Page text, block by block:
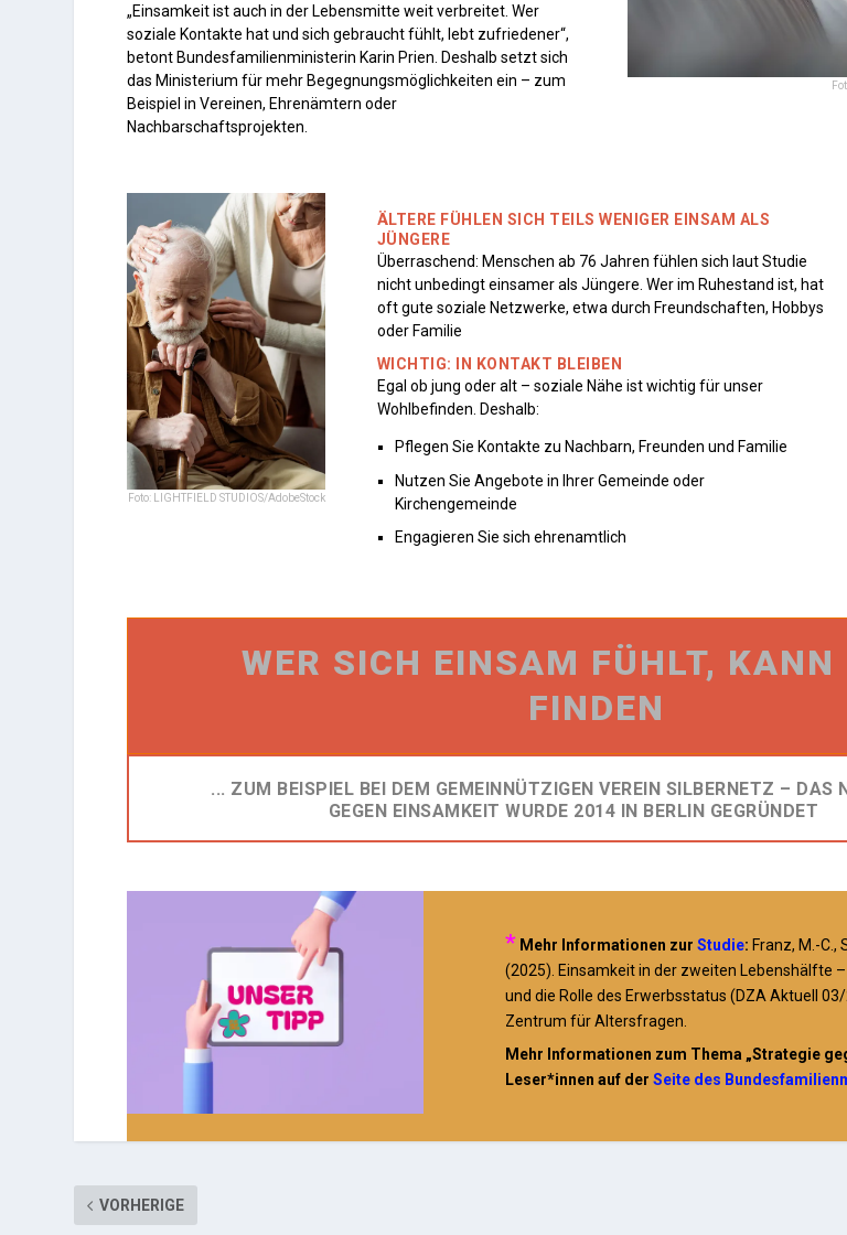
„Einsamkeit ist auch in der Lebensmitte weit verbreitet. Wer
soziale Kontakte hat und sich gebraucht fühlt, lebt zufriedener“,
betont Bundesfamilienministerin Karin Prien. Deshalb setzt sich
das Ministerium für mehr Begegnungsmöglichkeiten ein – zum
Beispiel in Vereinen, Ehrenämtern oder
Nachbarschaftsprojekten.
Foto: LIGHTFIELD STUDIOS/AdobeStock
ÄLTERE FÜHLEN SICH TEILS WENIGER EINSAM ALS
JÜNGERE
Überraschend: Menschen ab 76 Jahren fühlen sich laut Studie
nicht unbedingt einsamer als Jüngere. Wer im Ruhestand ist, hat
oft gute soziale Netzwerke, etwa durch Freundschaften, Hobbys
oder Familie
WICHTIG: IN KONTAKT BLEIBEN
Egal ob jung oder alt – soziale Nähe ist wichtig für unser
Wohlbefinden. Deshalb:
Pflegen Sie Kontakte zu Nachbarn, Freunden und Familie
Nutzen Sie Angebote in Ihrer Gemeinde oder
Kirchengemeinde
Engagieren Sie sich ehrenamtlich
WER SICH EINSAM FÜHLT, KANN
FINDEN
... ZUM BEISPIEL BEI DEM GEMEINNÜTZIGEN VEREIN SILBERNETZ – DAS
GEGEN EINSAMKEIT WURDE 2014 IN BERLIN GEGRÜNDET
* Mehr Informationen zurStudie:Franz, M.-C.,
(2025). Einsamkeit in der zweiten Lebenshälfte
und die Rolle des Erwerbsstatus (DZA Aktuell
Zentrum für Altersfragen.
Mehr Informationen zum Thema „Strategie
Leser*innen auf derSeite des
VORHERIGE